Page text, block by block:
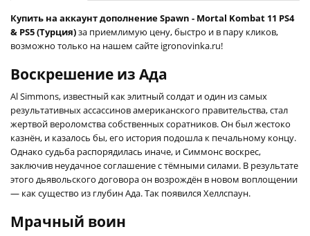
Купить на аккаунт дополнение Spawn - Mortal Kombat 11 PS4
& PS5 (Турция)за приемлимую цену, быстро и в пару кликов,
возможно только на нашем сайте igronovinka.ru!
Воскрешение из Ада
Al Simmons, известный как элитный солдат и один из самых
результативных ассассинов американского правительства, стал
жертвой вероломства собственных соратников. Он был жестоко
казнён, и казалось бы, его история подошла к печальному концу.
Однако судьба распорядилась иначе, и Симмонс воскрес,
заключив неудачное соглашение с тёмными силами. В результате
этого дьявольского договора он возрождён в новом воплощении
— как существо из глубин Ада. Так появился Хеллспаун.
Мрачный воин